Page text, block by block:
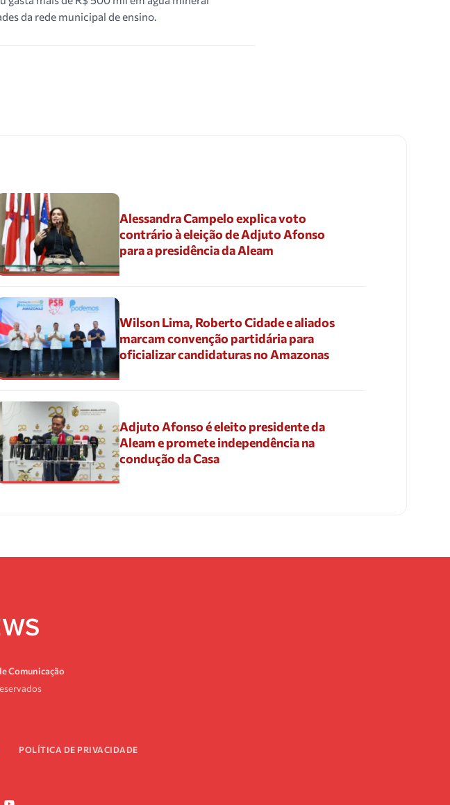
da rede municipal de ensino.
Alessandra Campelo explica voto
contrário à eleição de Adjuto Afonso
para a presidência da Aleam
Wilson Lima, Roberto Cidade e aliados
marcam convenção partidária para
oficializar candidaturas no Amazonas
Adjuto Afonso é eleito presidente da
Aleam e promete independência na
condução da Casa
Comunicação
POLÍTICA DE PRIVACIDADE